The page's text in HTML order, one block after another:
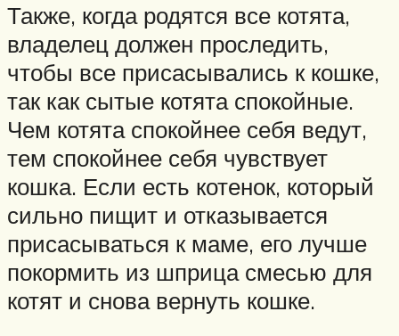
Также, когда родятся все котята,
владелец должен проследить,
чтобы все присасывались к кошке,
так как сытые котята спокойные.
Чем котята спокойнее себя ведут,
тем спокойнее себя чувствует
кошка. Если есть котенок, который
сильно пищит и отказывается
присасываться к маме, его лучше
покормить из шприца смесью для
котят и снова вернуть кошке.